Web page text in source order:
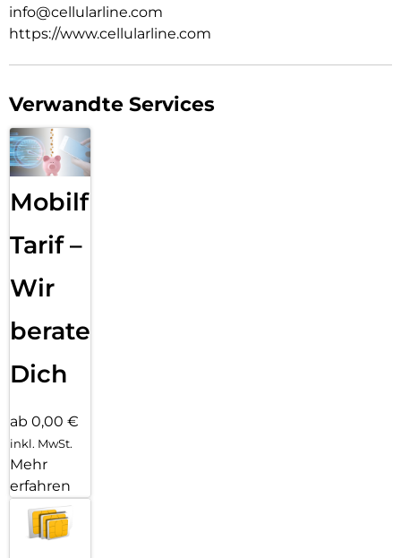
info@cellularline.com
https://www.cellularline.com
Verwandte Services
Mobilfunk
Tarif –
Wir
beraten
Dich
ab 0,00 €
inkl. MwSt.
Mehr
erfahren